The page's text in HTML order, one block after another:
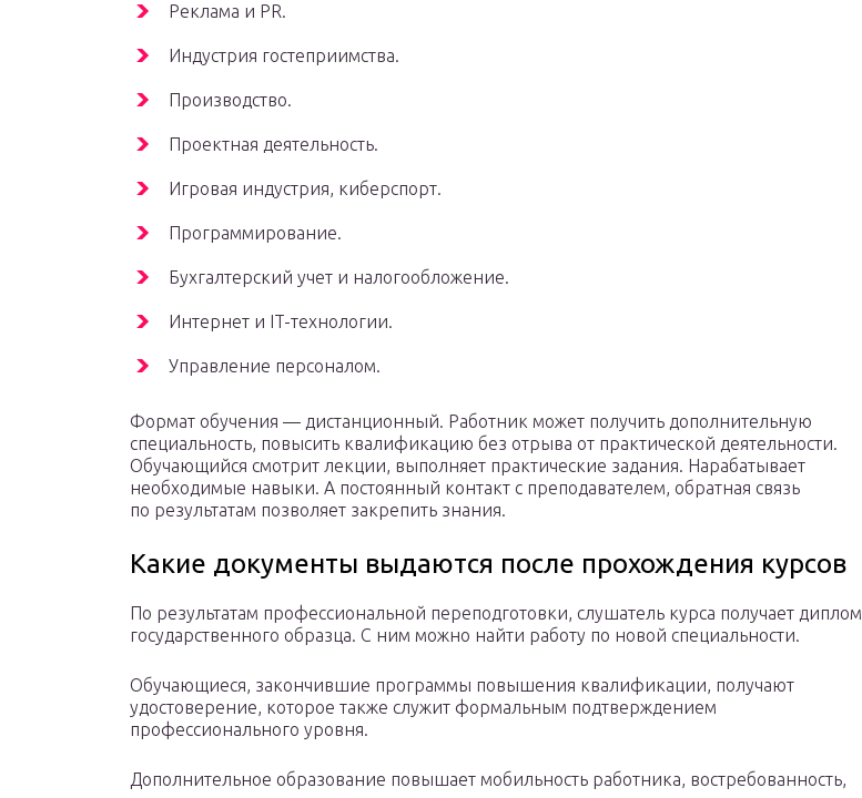
Реклама и PR.
Индустрия гостеприимства.
Производство.
Проектная деятельность.
Игровая индустрия, киберспорт.
Программирование.
Бухгалтерский учет и налогообложение.
Интернет и IT-технологии.
Управление персоналом.
Формат обучения — дистанционный. Работник может получить дополнительную
специальность, повысить квалификацию без отрыва от практической деятельности.
Обучающийся смотрит лекции, выполняет практические задания. Нарабатывает
необходимые навыки. А постоянный контакт с преподавателем, обратная связь
по результатам позволяет закрепить знания.
Какие документы выдаются после прохождения курсов
По результатам профессиональной переподготовки, слушатель курса получает диплом
государственного образца. С ним можно найти работу по новой специальности.
Обучающиеся, закончившие программы повышения квалификации, получают
удостоверение, которое также служит формальным подтверждением
профессионального уровня.
Дополнительное образование повышает мобильность работника, востребованность,